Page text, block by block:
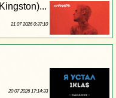
21 07 2026 0:37:10
20 07 2026 17:14:33